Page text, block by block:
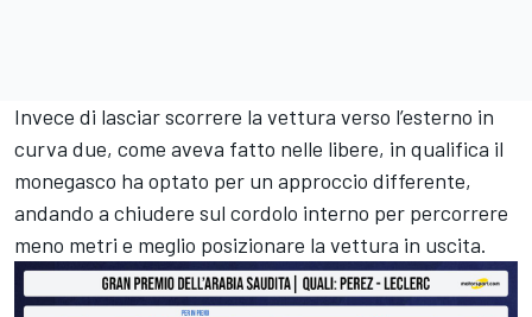
Invece di lasciar scorrere la vettura verso l’esterno in
curva due, come aveva fatto nelle libere, in qualifica il
monegasco ha optato per un approccio differente,
andando a chiudere sul cordolo interno per percorrere
meno metri e meglio posizionare la vettura in uscita.